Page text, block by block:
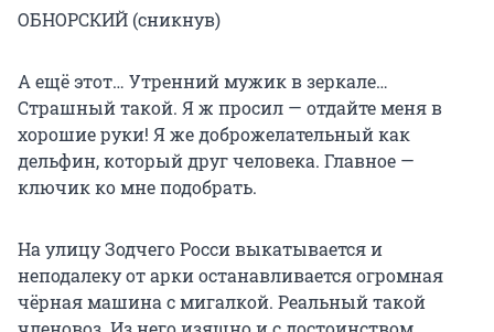
ОБНОРСКИЙ (сникнув)
А ещё этот… Утренний мужик в зеркале…
Страшный такой. Я ж просил — отдайте меня в
хорошие руки! Я же доброжелательный как
дельфин, который друг человека. Главное —
ключик ко мне подобрать.
На улицу Зодчего Росси выкатывается и
неподалеку от арки останавливается огромная
чёрная машина с мигалкой. Реальный такой